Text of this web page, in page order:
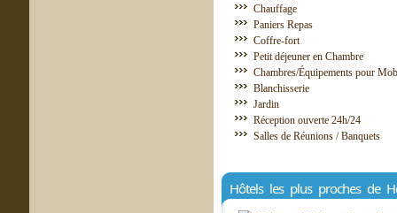
Chauffage
Paniers Repas
Coffre-fort
Petit déjeuner en Chambre
Chambres/Équipements pour
Blanchisserie
Jardin
Réception ouverte 24h/24
Salles de Réunions / Banquets
Hôtels les plus proches de